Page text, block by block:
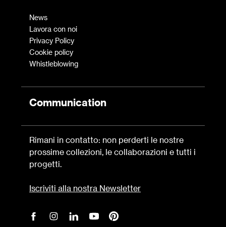
News
Lavora con noi
Privacy Policy
Cookie policy
Whistleblowing
Communication
Rimani in contatto: non perderti le nostre
prossime collezioni, le collaborazioni e tutti i
progetti.
Iscriviti alla nostra Newsletter